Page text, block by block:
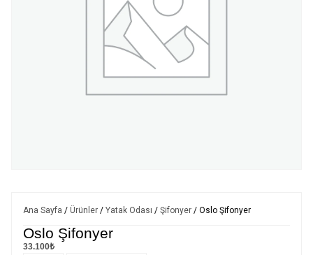
Ana Sayfa / Ürünler / Yatak Odası / Şifonyer / Oslo Şifonyer
Oslo Şifonyer
33.100₺